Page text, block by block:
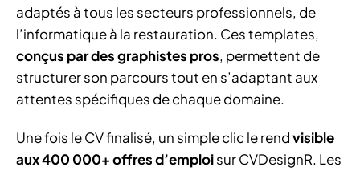
adaptés à tous les secteurs professionnels, de
l’informatique à la restauration. Ces templates,
conçus par des graphistes pros, permettent de
structurer son parcours tout en s’adaptant aux
attentes spécifiques de chaque domaine.
Une fois le CV finalisé, un simple clic le rendvisible
aux 400 000+ offres d’emploisur CVDesignR. Les